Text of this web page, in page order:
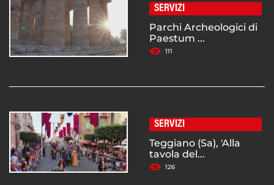
SERVIZI
Parchi Archeologici di
Paestum ...
111
SERVIZI
Teggiano (Sa), 'Alla
tavola del...
126